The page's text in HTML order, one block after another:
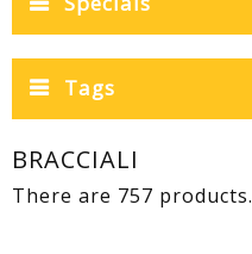
Tags
BRACCIALI
There are 757 products.